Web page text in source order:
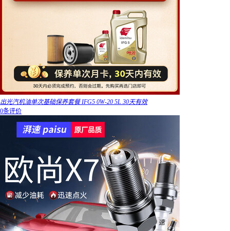
出光汽机油单次基础保养套餐 IFG5 0W-20 5L 30天有效
0条评价